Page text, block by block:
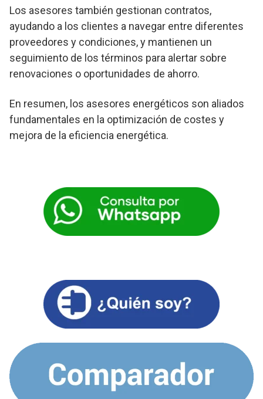
Los asesores también gestionan contratos,
ayudando a los clientes a navegar entre diferentes
proveedores y condiciones, y mantienen un
seguimiento de los términos para alertar sobre
renovaciones o oportunidades de ahorro.
En resumen, los asesores energéticos son aliados
fundamentales en la optimización de costes y
mejora de la eficiencia energética.